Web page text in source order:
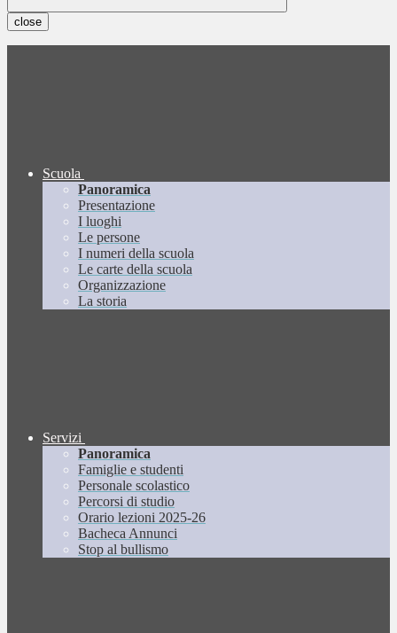
close
Scuola
Panoramica
Presentazione
I luoghi
Le persone
I numeri della scuola
Le carte della scuola
Organizzazione
La storia
Servizi
Panoramica
Famiglie e studenti
Personale scolastico
Percorsi di studio
Orario lezioni 2025-26
Bacheca Annunci
Stop al bullismo